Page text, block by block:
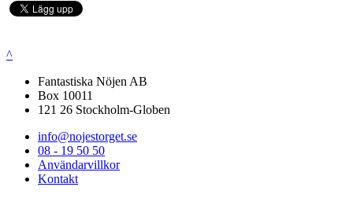
^
Fantastiska Nöjen AB
Box 10011
121 26 Stockholm-Globen
info@nojestorget.se
08 - 19 50 50
Användarvillkor
Kontakt